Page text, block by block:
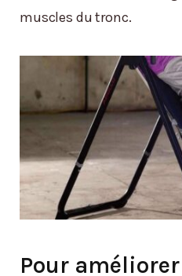
muscles du tronc.
Pour